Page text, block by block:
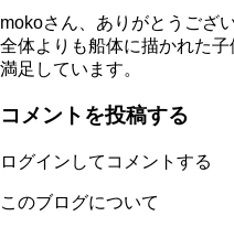
mokoさん、ありがとうござ
全体よりも船体に描かれた
満足しています。
コメントを投稿する
ログインしてコメントする
このブログについて